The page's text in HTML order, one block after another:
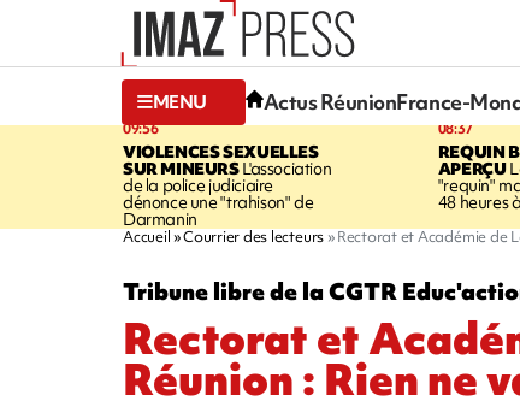
MENU Actus RéunionFrance-
09:56
VIOLENCES SEXUELLES
SUR MINEURSL'association
de la police judiciaire
dénonce une "trahison" de
Darmanin
08:37
REQUIN
APERÇU
"requin"
48 heures
Accueil Courrier des lecteurs Rectorat et Académie de
Tribune libre de la CGTR
Rectorat et
Réunion : Rien ne